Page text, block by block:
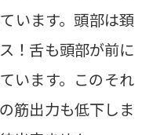
います。頭部は頚
！舌も頭部が前に
います。このそれ
筋出力も低下しま